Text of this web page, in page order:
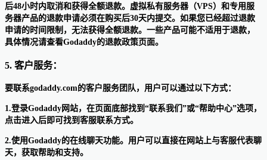
后48小时内取消和获得全额退款。虚拟私有服务器（VPS）和专用服
务器产品的退款申请必须在购买后30天内提交。如果您已经超过退款
申请的时间限制，无法获得全额退款。一些产品可能不适用于退款，
具体情况请查看Godaddy的退款政策页面。
5. 客户服务：
要联系godaddy.com的客户服务团队，用户可以通过以下方式：
1.登录Godaddy网站，在页面底部找到“联系我们”或“帮助中心”选项，
点击进入后即可找到客服联系方式。
2.使用Godaddy的在线聊天功能。用户可以直接在网站上与客服代表聊
天，获取帮助和支持。